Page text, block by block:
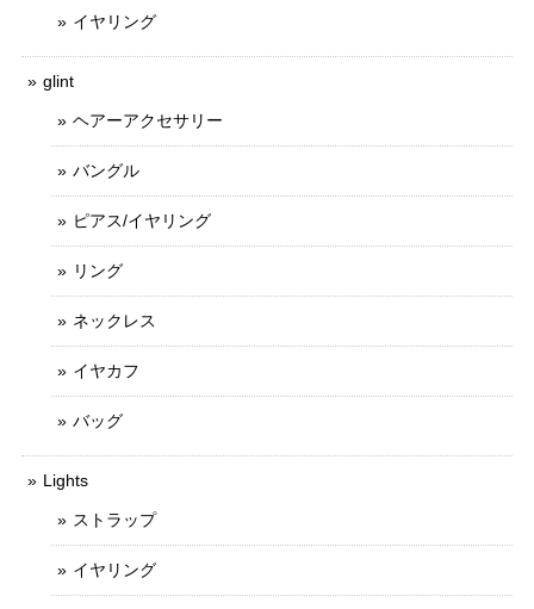
イヤリング
glint
ヘアーアクセサリー
バングル
ピアス/イヤリング
リング
ネックレス
イヤカフ
バッグ
Lights
ストラップ
イヤリング